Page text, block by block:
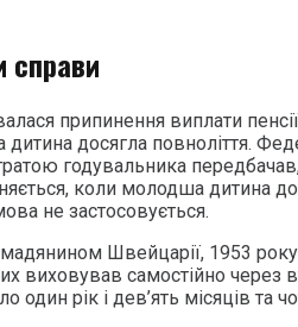
справи
припинення виплати
досягла повноліття.
годувальника
коли молодша дитина
не застосовується.
Швейцарії, 1953
виховував самостійно через
один рік і дев’ять місяців та